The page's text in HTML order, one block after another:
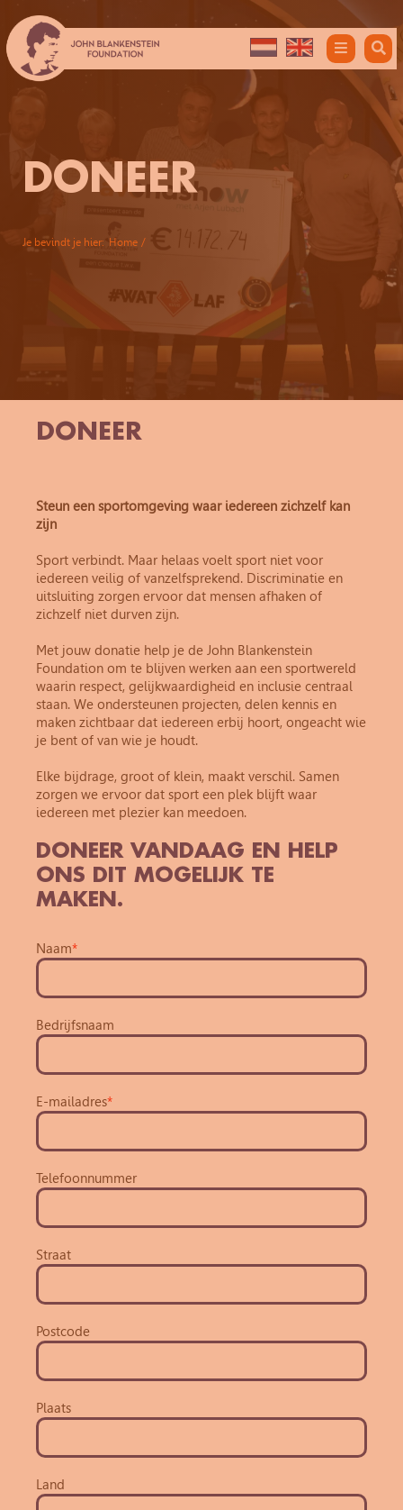
content
DONEER
Je bevindt je hier: Home
DONEER
Steun een sportomgeving waar iedereen zichzelf kan
zijn
Sport verbindt. Maar helaas voelt sport niet voor
iedereen veilig of vanzelfsprekend. Discriminatie en
uitsluiting zorgen ervoor dat mensen afhaken of
zichzelf niet durven zijn.
Met jouw donatie help je de John Blankenstein
Foundation om te blijven werken aan een sportwereld
waarin respect, gelijkwaardigheid en inclusie centraal
staan. We ondersteunen projecten, delen kennis en
maken zichtbaar dat iedereen erbij hoort, ongeacht wie
je bent of van wie je houdt.
Elke bijdrage, groot of klein, maakt verschil. Samen
zorgen we ervoor dat sport een plek blijft waar
iedereen met plezier kan meedoen.
DONEER VANDAAG EN HELP
ONS DIT MOGELIJK TE
MAKEN.
Naam*
Bedrijfsnaam
E-mailadres*
Telefoonnummer
Straat
Postcode
Plaats
Land